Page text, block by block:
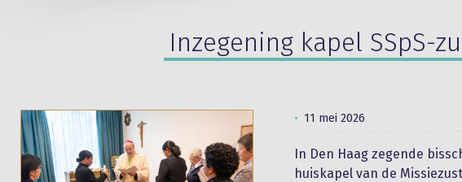
Inzegening kapel SSpS-
11 mei 2026
In Den Haag zegende
huiskapel van de